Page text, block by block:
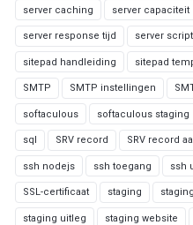
server caching server capaciteit
server response tijd server
sitepad handleiding sitepad
SMTP SMTP instellingen
softaculous softaculous staging
sql SRV record SRV record
ssh nodejs ssh toegang ssh
SSL-certificaat staging
staging uitleg staging website